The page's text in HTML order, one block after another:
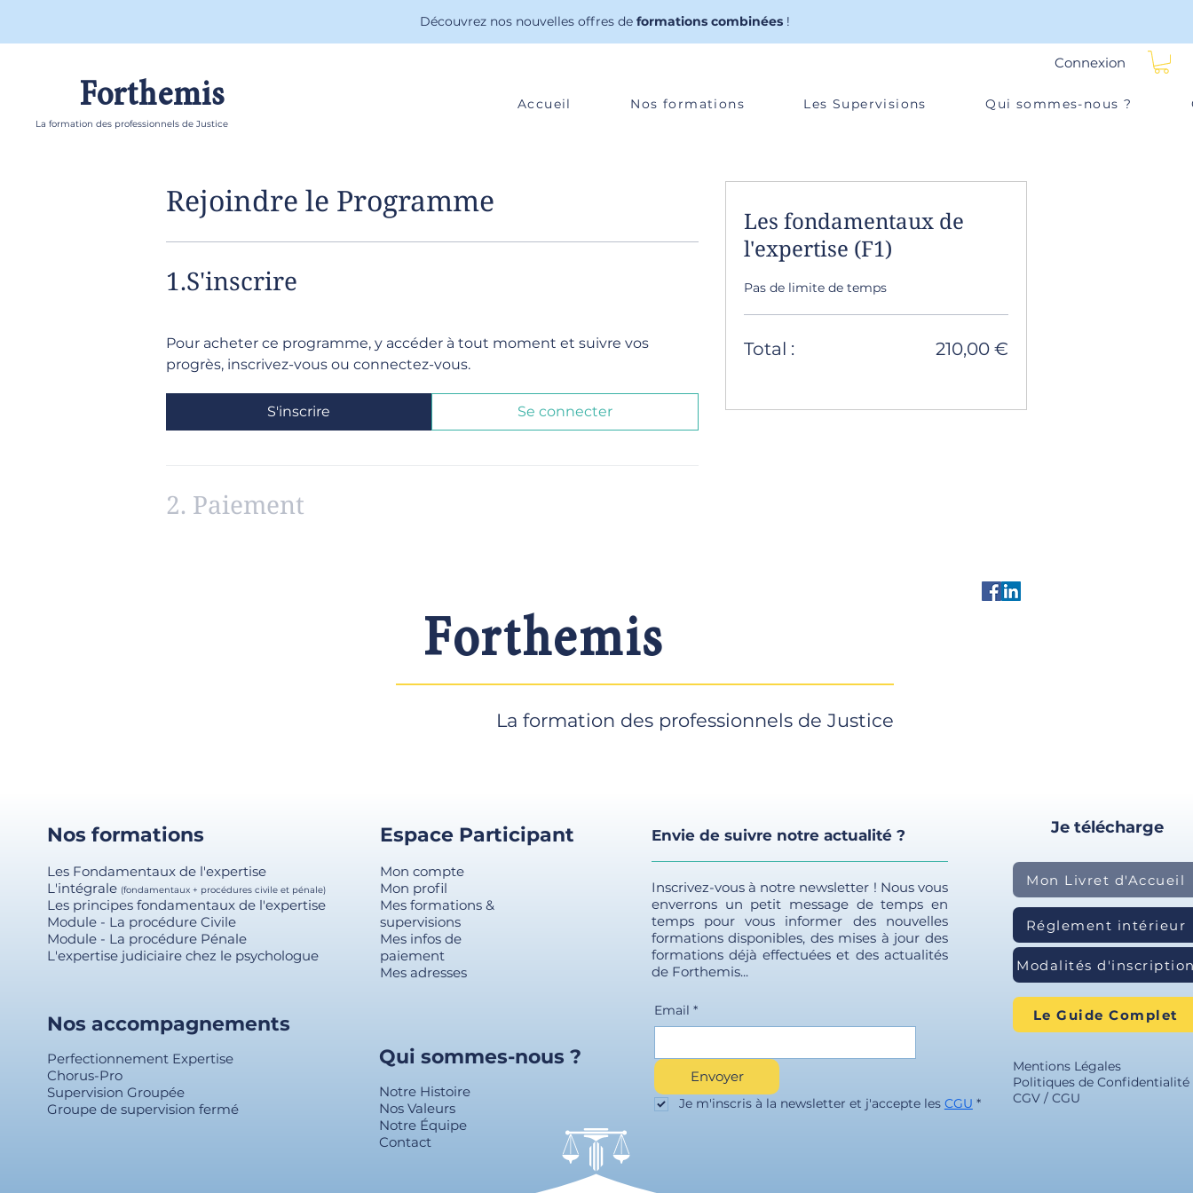
Découvrez nos nouvelles offres de formations combinées !
Connexion
Forthemis
La formation des professionnels de Justice
Accueil Nos formations Les Supervisions Qui sommes-nous ?
Rejoindre le Programme
1.S'inscrire
Pour acheter ce programme, y accéder à tout moment et suivre vos
progrès, inscrivez-vous ou connectez-vous.
S'inscrire Se connecter
2. Paiement
Les fondamentaux de
l'expertise (F1)
Pas de limite de temps
Total : 210,00 €
Forthemis
La formation des professionnels de Justice
Nos formations
Les Fondamentaux de l'expertise
L'intégrale (fondamentaux + procédures civile et pénale)
Les principes fondamentaux de l'expertise
Module - La procédure Civile
Module - La procédure Pénale
L'expertise judiciaire chez le psychologue
Nos accompagnements
Perfectionnement Expertise
Chorus-Pro
Supervision Groupée
Groupe de supervision fermé
Espace Participant
Mon compte
Mon profil
Mes formations &
supervisions
Mes infos de
paiement
Mes adresses
Qui sommes-nous ?
Notre Histoire
Nos Valeurs
Notre Équipe
Contact
Envie de suivre notre actualité ?
Inscrivez-vous à notre newsletter ! Nous vous
enverrons un petit message de temps en
temps pour vous informer des nouvelles
formations disponibles, des mises à jour des
formations déjà effectuées et des actualités
de Forthemis...
Email *
Envoyer
Je m'inscris à la newsletter et j'accepte les CGU *
Je télécharge
Mon Livret d'Accueil
Réglement intérieur
Modalités
Le Guide Complet
Mentions Légales
Politiques de Confidentialité
CGV / CGU